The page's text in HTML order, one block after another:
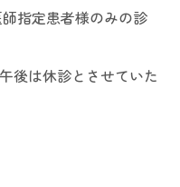
指定患者様のみの診
後は休診とさせていた